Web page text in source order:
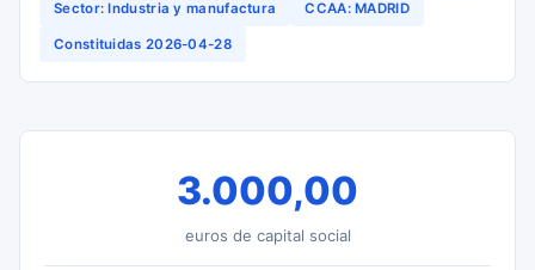
Sector: Industria y manufactura CCAA: MADRID
Constituidas 2026-04-28
3.000,00
euros de capital social